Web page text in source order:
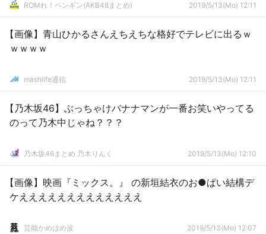
ROMれ！ペンギン(AKB48まとめ) 2019/5/13(Mo) 12:11
【画像】青山ひかるさんえちえちな格好でテレビに出るｗ
ｗｗｗｗ
mashlife通信 2019/5/13(Mo) 12:11
【乃木坂46】ぶっちゃけバナナマンが一番お笑いやってる
のって乃木中じゃね？？？
乃木坂46まとめ 乃木りんく 2019/5/13(Mo) 12:10
【画像】映画『ミックス。』 の新垣結衣のお●ぱい結構デ
ケえええええええええええええ
芸能かめはめ波 2019/5/13(Mo) 12:07